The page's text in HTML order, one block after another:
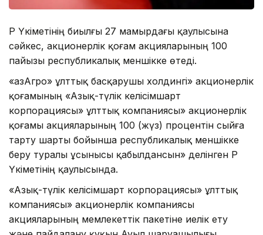
ҚР Үкіметінің биылғы 27 мамырдағы қаулысына
сәйкес, акционерлік қоғам акцияларының 100
пайызы республикалық меншікке өтеді.
«ҚазАгро» ұлттық басқарушы холдингі» акционерлік
қоғамының «Азық-түлік келісімшарт
корпорациясы» ұлттық компаниясы» акционерлік
қоғамы акцияларының 100 (жүз) процентін сыйға
тарту шарты бойынша республикалық меншікке
беру туралы ұсынысы қабылдансын» делінген ҚР
Үкіметінің қаулысында.
«Азық-түлік келісімшарт корпорациясы» ұлттық
компаниясы» акционерлік компаниясы
акцияларының мемлекеттік пакетіне иелік ету